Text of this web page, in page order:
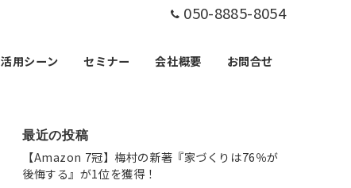
050-8885-8054
活用シーン セミナー 会社概要 お問合せ
最近の投稿
【Amazon 7冠】梅村の新著『家づくりは76％が
後悔する』が1位を獲得！